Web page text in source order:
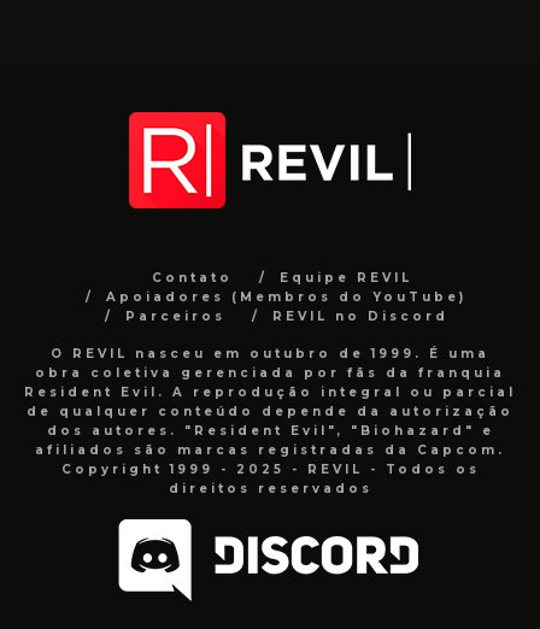
Contato
Equipe REVIL
Apoiadores (Membros do YouTube)
Parceiros
REVIL no Discord
O REVIL nasceu em outubro de 1999. É uma
obra coletiva gerenciada por fãs da franquia
Resident Evil. A reprodução integral ou parcial
de qualquer conteúdo depende da autorização
dos autores. "Resident Evil", "Biohazard" e
afiliados são marcas registradas da Capcom.
Copyright 1999 - 2025 - REVIL - Todos os
direitos reservados